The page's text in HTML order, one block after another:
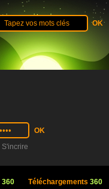
S'incrire
360 Téléchargements 360